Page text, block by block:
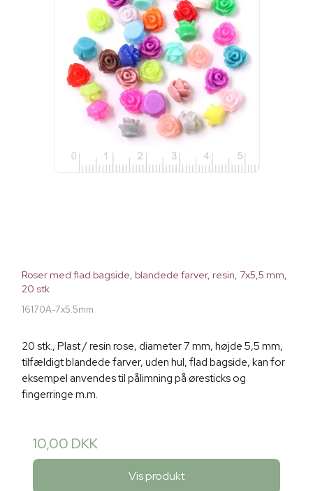
Roser med flad bagside, blandede farver, resin, 7x5,5 mm,
20 stk
16170A-7x5.5mm
20 stk., Plast / resin rose, diameter 7 mm, højde 5,5 mm,
tilfældigt blandede farver, uden hul, flad bagside, kan for
eksempel anvendes til pålimning på øresticks og
fingerringe m.m.
10,00 DKK
Vis produkt